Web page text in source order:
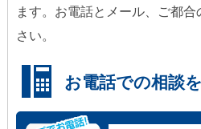
ます。お電話とメール、ご都
さい。
お電話での相談